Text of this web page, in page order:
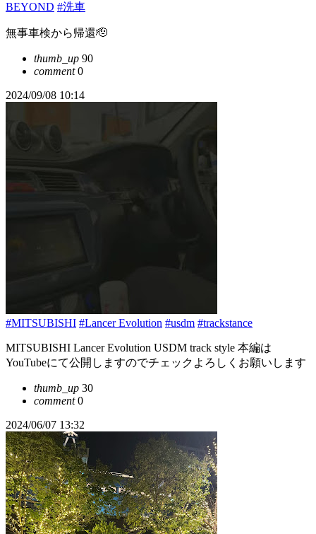
BEYOND #洗車
無事車検から帰還🫡
thumb_up 90
comment0
2024/09/08 10:14
#MITSUBISHI #Lancer Evolution #usdm #trackstance
MITSUBISHI Lancer Evolution USDM track style 本編は
YouTubeにて公開しますのでチェックよろしくお願いします
thumb_up 30
comment0
2024/06/07 13:32